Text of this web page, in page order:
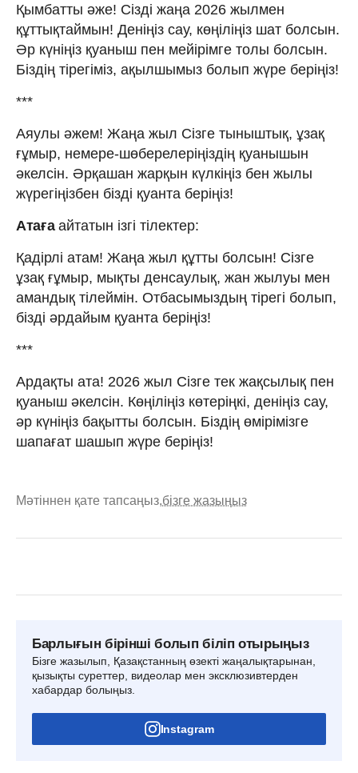
Қымбатты әже! Сізді жаңа 2026 жылмен
құттықтаймын! Деніңіз сау, көңіліңіз шат болсын.
Әр күніңіз қуаныш пен мейірімге толы болсын.
Біздің тірегіміз, ақылшымыз болып жүре беріңіз!
***
Аяулы әжем! Жаңа жыл Сізге тыныштық, ұзақ
ғұмыр, немере-шөберелеріңіздің қуанышын
әкелсін. Әрқашан жарқын күлкіңіз бен жылы
жүрегіңізбен бізді қуанта беріңіз!
Атағаайтатын ізгі тілектер:
Қадірлі атам! Жаңа жыл құтты болсын! Сізге
ұзақ ғұмыр, мықты денсаулық, жан жылуы мен
амандық тілеймін. Отбасымыздың тірегі болып,
бізді әрдайым қуанта беріңіз!
***
Ардақты ата! 2026 жыл Сізге тек жақсылық пен
қуаныш әкелсін. Көңіліңіз көтеріңкі, деніңіз сау,
әр күніңіз бақытты болсын. Біздің өмірімізге
шапағат шашып жүре беріңіз!
Мәтіннен қате тапсаңыз,бізге жазыңыз
Барлығын бірінші болып біліп отырыңыз
Бізге жазылып, Қазақстанның өзекті жаңалықтарынан,
қызықты суреттер, видеолар мен эксклюзивтерден
хабардар болыңыз.
Instagram